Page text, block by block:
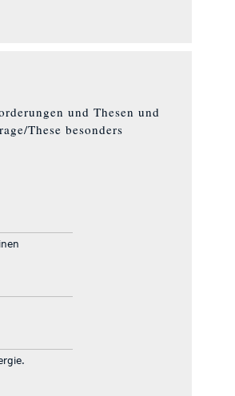
und Thesen und
These besonders